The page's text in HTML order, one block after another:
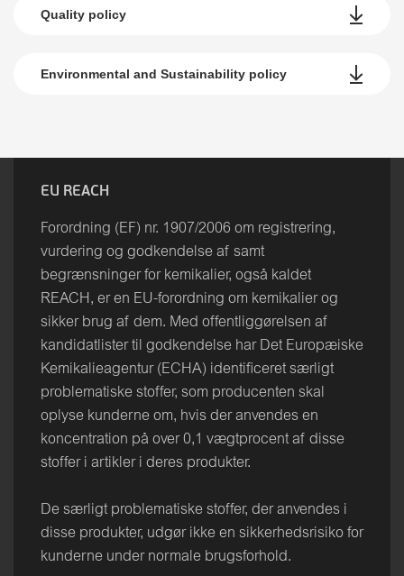
Quality policy
Environmental and Sustainability policy
EU REACH
Forordning (EF) nr. 1907/2006 om registrering,
vurdering og godkendelse af samt
begrænsninger for kemikalier, også kaldet
REACH, er en EU-forordning om kemikalier og
sikker brug af dem. Med offentliggørelsen af
kandidatlister til godkendelse har Det Europæiske
Kemikalieagentur (ECHA) identificeret særligt
problematiske stoffer, som producenten skal
oplyse kunderne om, hvis der anvendes en
koncentration på over 0,1 vægtprocent af disse
stoffer i artikler i deres produkter.
De særligt problematiske stoffer, der anvendes i
disse produkter, udgør ikke en sikkerhedsrisiko for
kunderne under normale brugsforhold.